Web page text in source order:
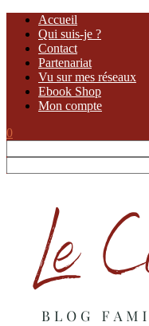
Accueil
Qui suis-je ?
Contact
Partenariat
Vu sur mes réseaux
Ebook Shop
Mon compte
0